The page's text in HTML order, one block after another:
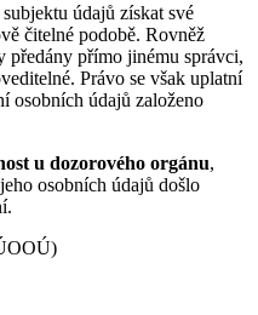
údajů získat své
čitelné podobě. Rovněž
předány přímo jinému správci,
Právo se však uplatní
osobních údajů založeno
u dozorového orgánu,
osobních údajů došlo